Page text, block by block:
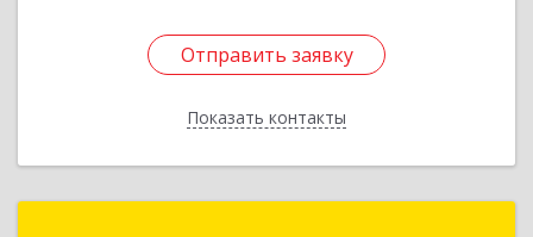
Отправить заявку
Показать контакты
Отправить заявку
Назад